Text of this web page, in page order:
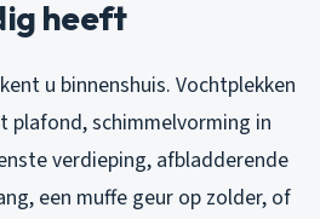
heeft
u binnenshuis. Vochtplekken
plafond, schimmelvorming in
verdieping, afbladderende
een muffe geur op zolder, of